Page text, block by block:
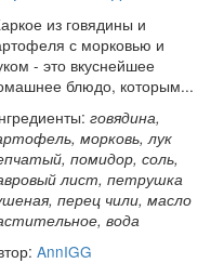
из говядины и
с морковью и
- это вкуснейшее
блюдо, которым...
говядина,
морковь, лук
помидор, соль,
лист, петрушка
перец чили, масло
вода
AnnIGG